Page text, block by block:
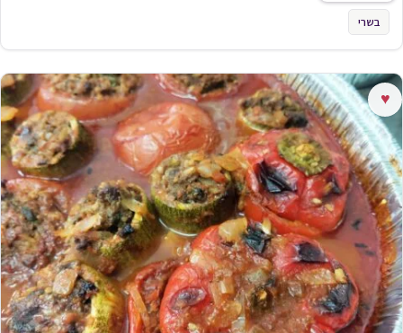
בשרי
♥